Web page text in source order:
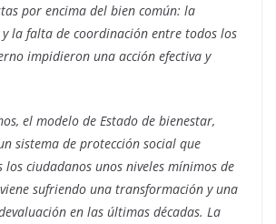
por encima del bien común: la
la falta de coordinación entre todos los
impidieron una acción efectiva y
el modelo de Estado de bienestar,
sistema de protección social que
ciudadanos unos niveles mínimos de
sufriendo una transformación y una
en las últimas décadas. La